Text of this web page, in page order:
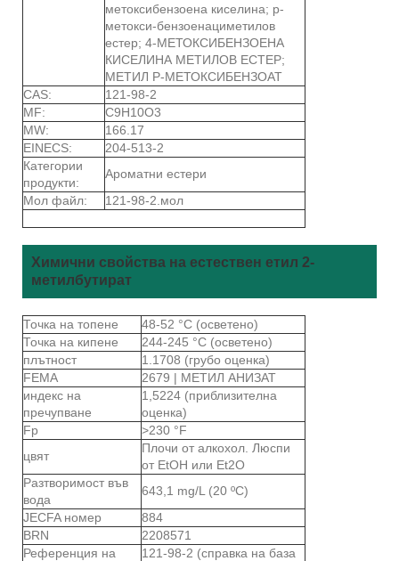
метоксибензоена киселина; р-
метокси-бензоенациметилов
естер; 4-МЕТОКСИБЕНЗОЕНА
КИСЕЛИНА МЕТИЛОВ ЕСТЕР;
МЕТИЛ Р-МЕТОКСИБЕНЗОАТ
CAS:
121-98-2
MF:
C9H10O3
MW:
166.17
EINECS:
204-513-2
Категории
продукти:
Ароматни естери
Мол файл:
121-98-2.мол
Химични свойства на естествен етил 2-
метилбутират
Точка на топене
48-52 °C (осветено)
Точка на кипене
244-245 °C (осветено)
плътност
1.1708 (грубо оценка)
FEMA
2679 | МЕТИЛ АНИЗАТ
индекс на
пречупване
1,5224 (приблизителна
оценка)
Fp
>230 °F
цвят
Плочи от алкохол. Люспи
от EtOH или Et2O
Разтворимост във
вода
643,1 mg/L (20 ºC)
JECFA номер
884
BRN
2208571
Референция на
121-98-2 (справка на база